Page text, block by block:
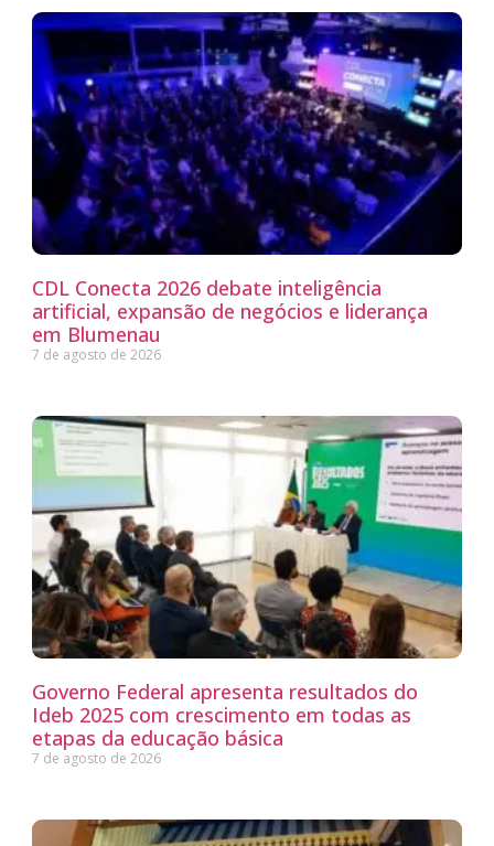
CDL Conecta 2026 debate inteligência
artificial, expansão de negócios e liderança
em Blumenau
7 de agosto de 2026
Governo Federal apresenta resultados do
Ideb 2025 com crescimento em todas as
etapas da educação básica
7 de agosto de 2026